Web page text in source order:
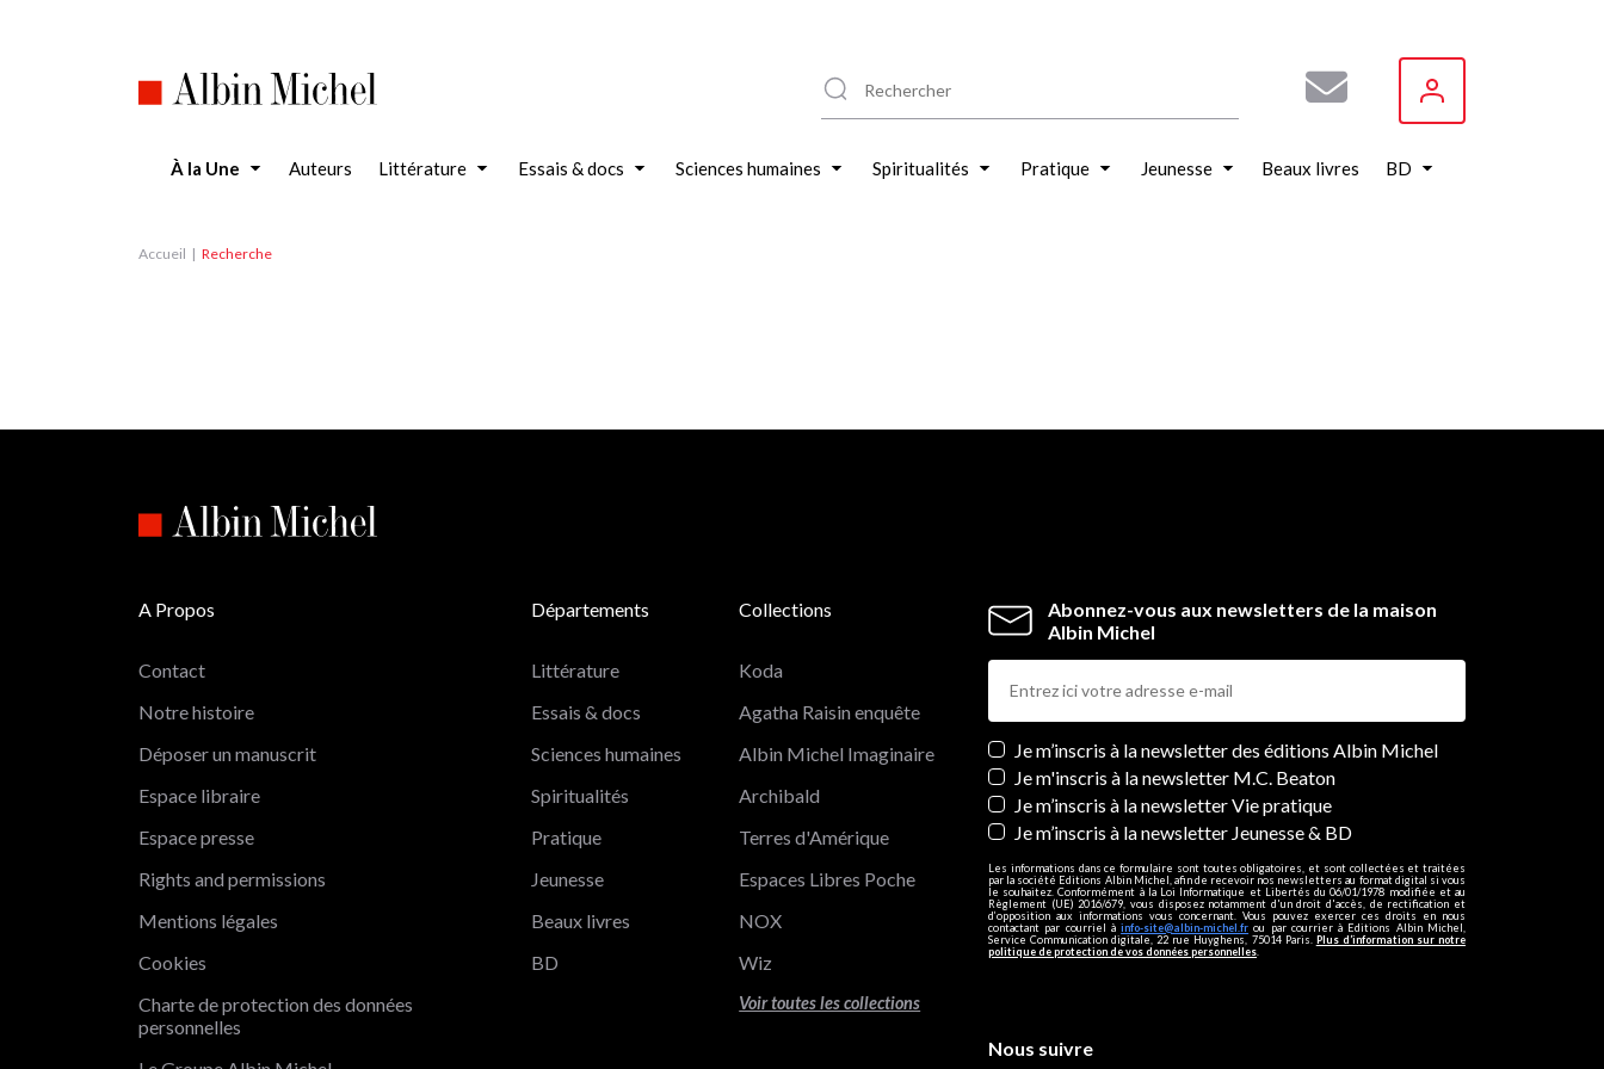
site vous intéresse avant de
mais on aimerait bien vous accompagner pendant
À la Une Auteurs Littérature Essais & docs Sciences humaines Spiritualités Pratique Jeunesse Beaux livres BD
Accueil Recherche
Abonnez-vous aux newsletters de la maison
Albin Michel
Newsletters
Je m’inscris à la newsletter des éditions Albin Michel
Je m'inscris à la newsletter M.C. Beaton
Je m’inscris à la newsletter Vie pratique
Je m’inscris à la newsletter Jeunesse & BD
Les informations dans ce formulaire sont toutes obligatoires, et sont collectées et traitées
par la société Editions Albin Michel, afin de recevoir nos newsletters au format digital si vous
le souhaitez. Conformément à la Loi Informatique et Libertés du 06/01/1978 modifiée et au
Règlement (UE) 2016/679, vous disposez notamment d'un droit d'accès, de rectification et
d’opposition aux informations vous concernant. Vous pouvez exercer ces droits en nous
contactant par courriel àinfo-site@albin-michel.fr ou par courrier à Editions Albin Michel,
Service Communication digitale, 22 rue Huyghens, 75014 Paris. Plus d’information sur notre
politique de protection de vos données personnelles
A Propos
Contact
Notre histoire
Déposer un manuscrit
Espace libraire
Espace presse
Rights and permissions
Mentions légales
Cookies
Charte de protection des données
personnelles
Départements
Littérature
Essais & docs
Sciences humaines
Spiritualités
Pratique
Jeunesse
Beaux livres
BD
Collections
Koda
Agatha Raisin enquête
Albin Michel Imaginaire
Archibald
Terres d'Amérique
Espaces Libres Poche
NOX
Wiz
Voir toutes les collections
Nous suivre